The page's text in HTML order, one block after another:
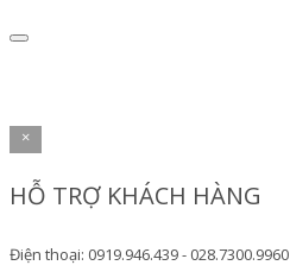
×
HỖ TRỢ KHÁCH HÀNG
Điện thoại: 0919.946.439 - 028.7300.9960